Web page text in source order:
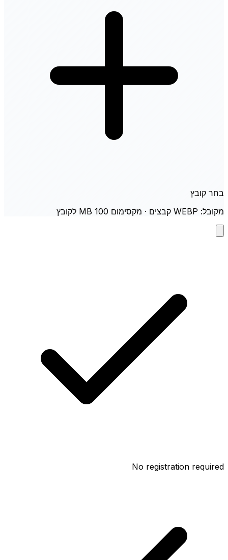
בחר קובץ
מקובל: WEBP קבצים · מקסימום 100 MB לקובץ
No registration required